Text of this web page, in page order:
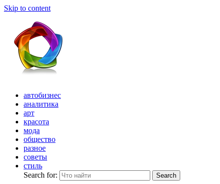
Skip to content
автобизнес
аналитика
арт
красота
мода
общество
разное
советы
стиль
Search for:
Search